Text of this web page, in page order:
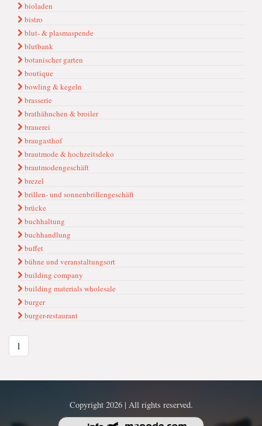
bioladen
bistro
blut- & plasmaspende
blutbank
botanischer garten
boutique
bowling & kegeln
brasserie
brathähnchen & broiler
brauerei
braugasthof
brautmode & hochzeitsdeko
brautmodengeschäft
brezel
brillen- und sonnenbrillengeschäft
brücke
buchhaltung
buchhandlung
buffet
bühne und veranstaltungsort
building company
building materials wholesale
burger
burger-restaurant
1
Copyright 2026 | All rights reserved.